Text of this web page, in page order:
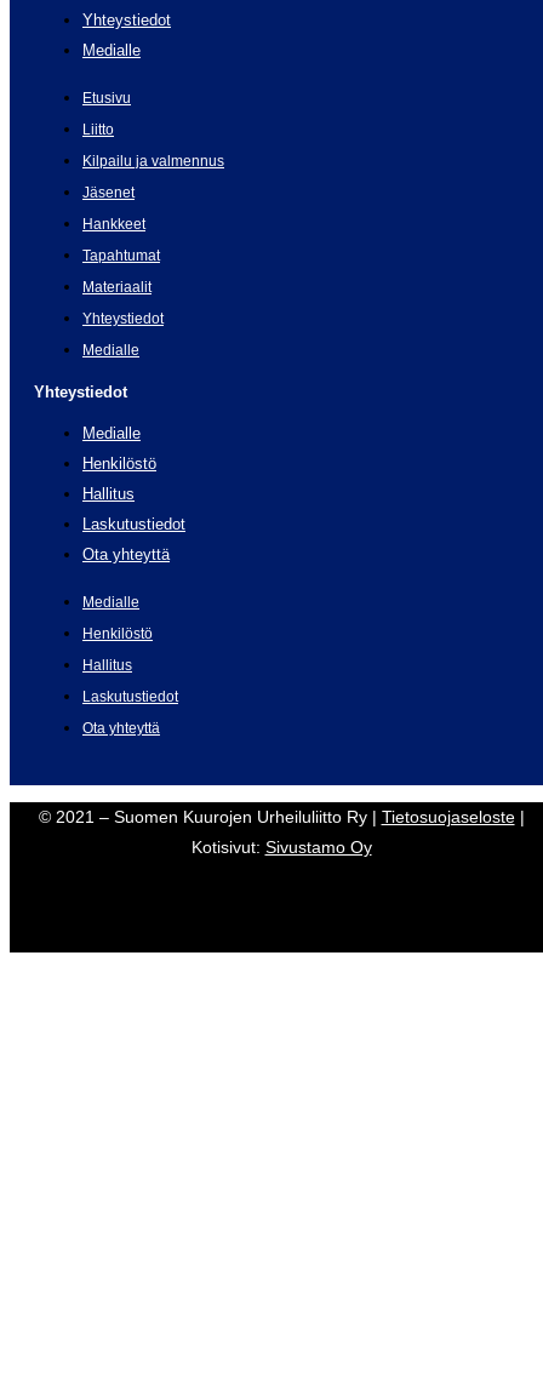
Yhteystiedot
Medialle
Etusivu
Liitto
Kilpailu ja valmennus
Jäsenet
Hankkeet
Tapahtumat
Materiaalit
Yhteystiedot
Medialle
Yhteystiedot
Medialle
Henkilöstö
Hallitus
Laskutustiedot
Ota yhteyttä
Medialle
Henkilöstö
Hallitus
Laskutustiedot
Ota yhteyttä
© 2021 – Suomen Kuurojen Urheiluliitto Ry | Tietosuojaseloste|
Kotisivut: Sivustamo Oy